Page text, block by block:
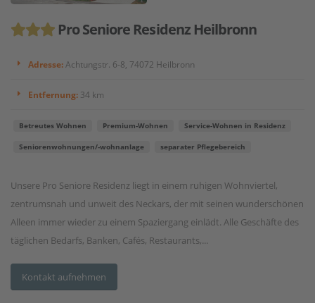
Pro Seniore Residenz Heilbronn
Adresse: Achtungstr. 6-8, 74072 Heilbronn
Entfernung: 34 km
Betreutes Wohnen Premium-Wohnen Service-Wohnen in Residenz
Seniorenwohnungen/-wohnanlage separater Pflegebereich
Unsere Pro Seniore Residenz liegt in einem ruhigen Wohnviertel,
zentrumsnah und unweit des Neckars, der mit seinen wunderschönen
Alleen immer wieder zu einem Spaziergang einlädt. Alle Geschäfte des
täglichen Bedarfs, Banken, Cafés, Restaurants,...
Kontakt aufnehmen